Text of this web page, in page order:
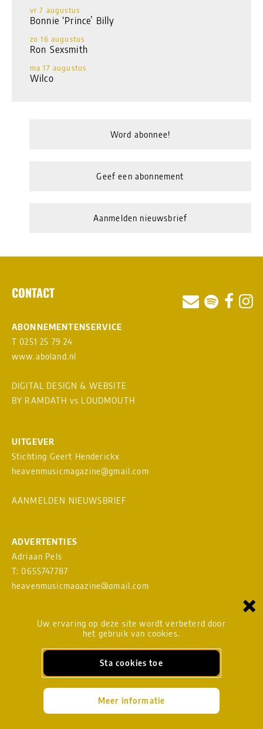
Uw ervaring op deze site wordt verbeterd door
het gebruik van cookies.
Sta cookies toe
Meer informatie
×
vr 7 augustus
Bonnie ‘Prince’ Billy
zo 16 augustus
Ron Sexsmith
ma 17 augustus
Wilco
Word abonnee!
Geef een abonnement
Aanmelden nieuwsbrief
CONTACT
ABONNEMENTENSERVICE
T 0251 25 79 24
www.aboland.nl
DIGITAL DESIGN & WEBSITE
BY RAMDATH vs LOUDMOUTH
UITGEVER
Stichting Geert Henderickx
heavenmusicmagazine@gmail.com
AANMELDEN NIEUWSBRIEF
ADVERTENTIES
Adriaan Pels
T: 0655747787
heavenmusicmagazine@gmail.com
BLADMANAGEMENT
heavenmusicmagazine@gmail.com